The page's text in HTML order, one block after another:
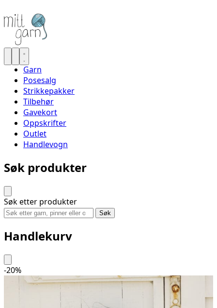
Garn
Posesalg
Strikkepakker
Tilbehør
Gavekort
Oppskrifter
Outlet
Handlevogn
Søk produkter
Søk etter produkter
Søk
Handlekurv
-20%